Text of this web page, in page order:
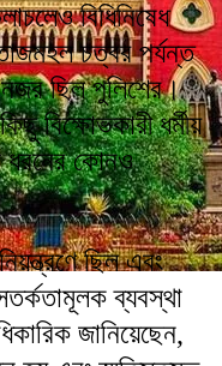
বিধিনিষেধ
চত্বর পর্যন্ত
ছিল পুলিশের।
বিক্ষোভকারী ধর্মীয়
ধরনের কোনও
ছিল এবং
ব্যবস্থা
জানিয়েছেন,